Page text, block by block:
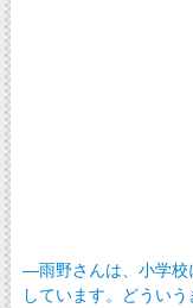
―雨野さんは、小学校
しています。どうい